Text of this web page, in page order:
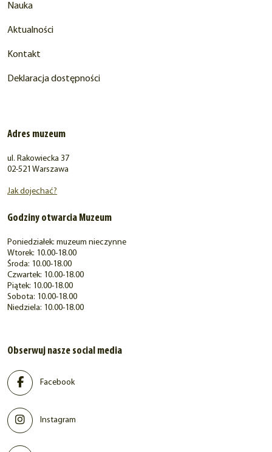
Nauka
Aktualności
Kontakt
Deklaracja dostępności
Adres muzeum
ul. Rakowiecka 37
02-521 Warszawa
Jak dojechać?
Godziny otwarcia Muzeum
Poniedziałek: muzeum nieczynne
Wtorek: 10.00-18.00
Środa: 10.00-18.00
Czwartek: 10.00-18.00
Piątek: 10.00-18.00
Sobota: 10.00-18.00
Niedziela: 10.00-18.00
Obserwuj nasze social media
Facebook
Instagram